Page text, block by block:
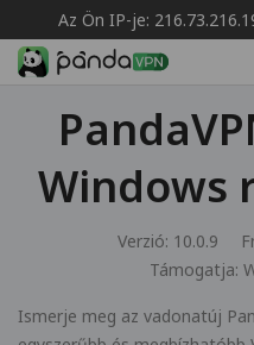
Az Ön IP-je:
Windows
Verzió: 10.0.9
Támogatja:
Ismerje meg az vadonatúj